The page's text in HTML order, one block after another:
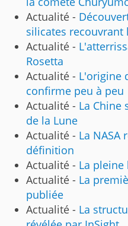
Actualité -
silicates recouvrant
Actualité -
Rosetta
Actualité - L'origine
confirme peu à peu
Actualité - La Chine
de la Lune
Actualité - La NASA
définition
Actualité - La pleine
Actualité - La
publiée
Actualité - La